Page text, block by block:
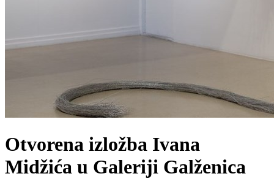
Otvorena izložba Ivana
Midžića u Galeriji Galženica